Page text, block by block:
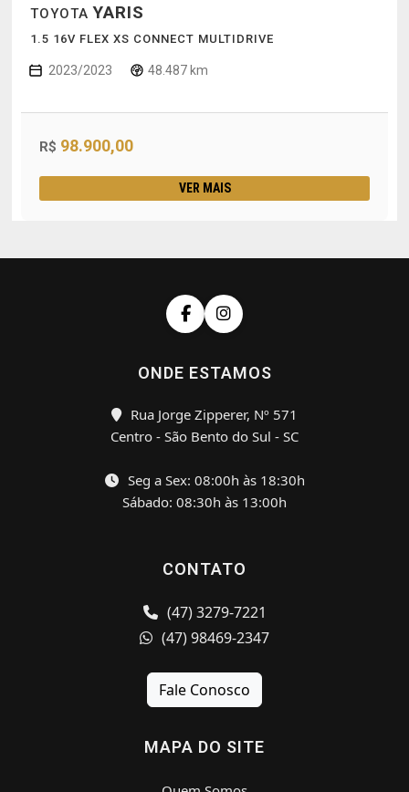
TOYOTA YARIS
1.5 16V FLEX XS CONNECT MULTIDRIVE
2023/2023 48.487 km
R$ 98.900,00
VER MAIS
ONDE ESTAMOS
Rua Jorge Zipperer, Nº 571
Centro - São Bento do Sul - SC
Seg a Sex: 08:00h às 18:30h
Sábado: 08:30h às 13:00h
CONTATO
(47) 3279-7221
(47) 98469-2347
Fale Conosco
MAPA DO SITE